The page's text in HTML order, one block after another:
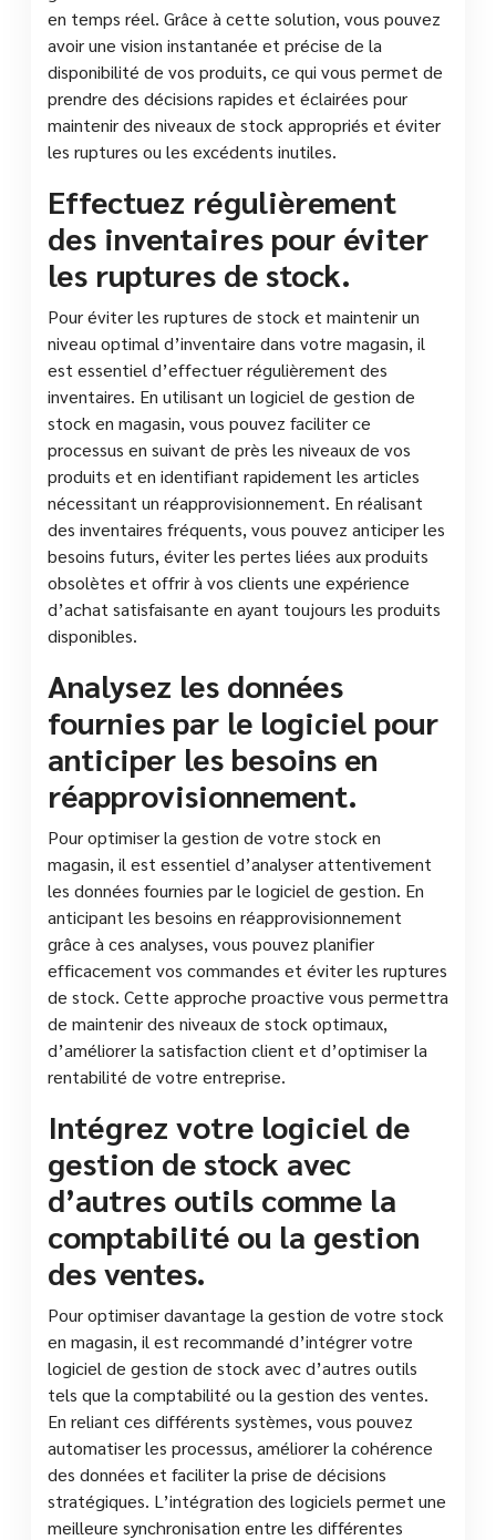
en temps réel. Grâce à cette solution, vous pouvez
avoir une vision instantanée et précise de la
disponibilité de vos produits, ce qui vous permet de
prendre des décisions rapides et éclairées pour
maintenir des niveaux de stock appropriés et éviter
les ruptures ou les excédents inutiles.
Effectuez régulièrement
des inventaires pour éviter
les ruptures de stock.
Pour éviter les ruptures de stock et maintenir un
niveau optimal d’inventaire dans votre magasin, il
est essentiel d’effectuer régulièrement des
inventaires. En utilisant un logiciel de gestion de
stock en magasin, vous pouvez faciliter ce
processus en suivant de près les niveaux de vos
produits et en identifiant rapidement les articles
nécessitant un réapprovisionnement. En réalisant
des inventaires fréquents, vous pouvez anticiper les
besoins futurs, éviter les pertes liées aux produits
obsolètes et offrir à vos clients une expérience
d’achat satisfaisante en ayant toujours les produits
disponibles.
Analysez les données
fournies par le logiciel pour
anticiper les besoins en
réapprovisionnement.
Pour optimiser la gestion de votre stock en
magasin, il est essentiel d’analyser attentivement
les données fournies par le logiciel de gestion. En
anticipant les besoins en réapprovisionnement
grâce à ces analyses, vous pouvez planifier
efficacement vos commandes et éviter les ruptures
de stock. Cette approche proactive vous permettra
de maintenir des niveaux de stock optimaux,
d’améliorer la satisfaction client et d’optimiser la
rentabilité de votre entreprise.
Intégrez votre logiciel de
gestion de stock avec
d’autres outils comme la
comptabilité ou la gestion
des ventes.
Pour optimiser davantage la gestion de votre stock
en magasin, il est recommandé d’intégrer votre
logiciel de gestion de stock avec d’autres outils
tels que la comptabilité ou la gestion des ventes.
En reliant ces différents systèmes, vous pouvez
automatiser les processus, améliorer la cohérence
des données et faciliter la prise de décisions
stratégiques. L’intégration des logiciels permet une
meilleure synchronisation entre les différentes